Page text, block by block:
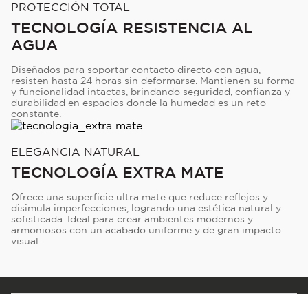
PROTECCIÓN TOTAL
TECNOLOGÍA RESISTENCIA AL
AGUA
Diseñados para soportar contacto directo con agua,
resisten hasta 24 horas sin deformarse. Mantienen su forma
y funcionalidad intactas, brindando seguridad, confianza y
durabilidad en espacios donde la humedad es un reto
constante.
ELEGANCIA NATURAL
TECNOLOGÍA EXTRA MATE
Ofrece una superficie ultra mate que reduce reflejos y
disimula imperfecciones, logrando una estética natural y
sofisticada. Ideal para crear ambientes modernos y
armoniosos con un acabado uniforme y de gran impacto
visual.